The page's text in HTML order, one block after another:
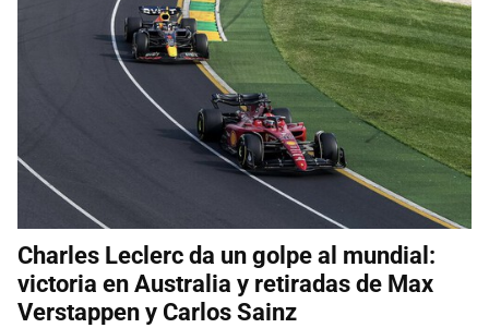
Charles Leclerc da un golpe al mundial:
victoria en Australia y retiradas de Max
Verstappen y Carlos Sainz